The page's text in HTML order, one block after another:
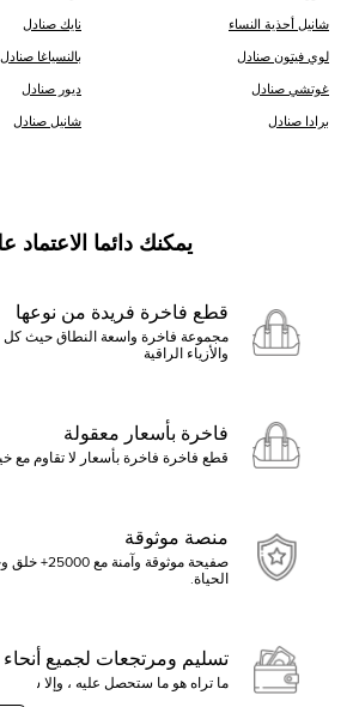
شانيل أحذية النساء نايك صنادل
لوي فيتون صنادل ب‍‍النسياغا صنادل
غوتشي صنادل ديور صنادل
برادا صنادل شانيل صنادل
يمكنك دائما الاعتماد
قطع فاخرة فريدة من نوعها
مجموعة فاخرة واسعة النطاق حيث كل
والأزياء الراقية
فاخرة بأسعار معقولة
قطع فاخرة فاخرة بأسعار لا تقاوم مع
منصة موثوقة
صفيحة موثوقة
الحياة.
تسليم ومرتجعات لجميع أنحاء
ما تراه هو ما ستحصل عليه ، وإلا